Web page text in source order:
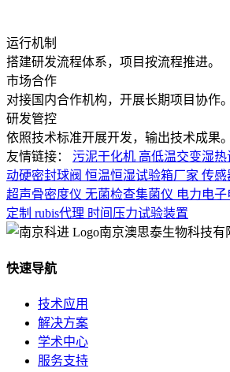
运行机制
搭建研发流程体系，项目按流程推进。
市场合作
对接国内合作机构，开展长期项目协作。
研发管控
依照技术标准开展开发，输出技术成果。
友情链接：
污泥干化机 高低温交变湿热
动硬密封球阀 恒温恒湿试验箱厂家 传感
超声骨密度仪 无菌检查集菌仪 电力电子
定制 rubis代理 时间压力试验装置
南京澳思泰生物科技有
快速导航
技术应用
解决方案
学术中心
服务支持